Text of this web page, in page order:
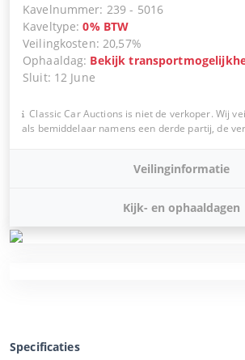
Kavelnummer: 239 - 5016
Kaveltype:0% BTW
Veilingkosten:20,57%
Ophaaldag: Bekijk
Sluit: 12 June
Classic Car Auctions is niet de verkoper. Wij
als bemiddelaar namens een derde partij, de
Veilinginformatie
Kijk- en ophaaldagen
Specificaties